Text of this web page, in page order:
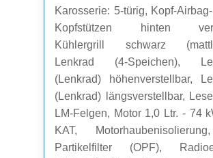
Karosserie: 5-türig, Kopf-
Kopfstützen hinten
Kühlergrill schwarz
Lenkrad (4-Speichen),
(Lenkrad) höhenverstellbar,
(Lenkrad) längsverstellbar,
LM-Felgen, Motor 1,0 Ltr. - 74
KAT,
Partikelfilter (OPF),